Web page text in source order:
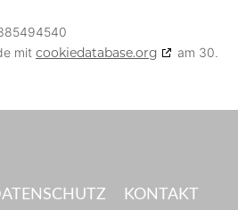
mit cookiedatabase.org
am 30.
KONTAKT